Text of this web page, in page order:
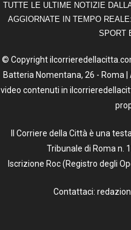
TUTTE LE ULTIME NOTIZIE
AGGIORNATE IN TEMPO
SPORT
© Copyright
Batteria Nomentana, 26 - Roma
video contenuti in
Il Corriere della Città è una
Tribunale di Roma n.
Iscrizione Roc (Registro degli
Contattaci: